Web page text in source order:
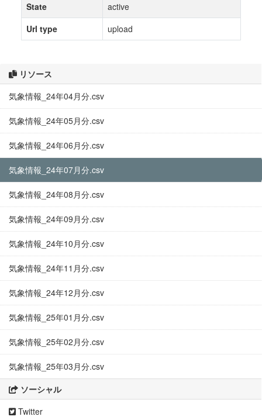
リソース
気象情報_24年04月分.csv
気象情報_24年05月分.csv
気象情報_24年06月分.csv
気象情報_24年07月分.csv
気象情報_24年08月分.csv
気象情報_24年09月分.csv
気象情報_24年10月分.csv
気象情報_24年11月分.csv
気象情報_24年12月分.csv
気象情報_25年01月分.csv
気象情報_25年02月分.csv
気象情報_25年03月分.csv
ソーシャル
Twitter
State
active
Url type
upload